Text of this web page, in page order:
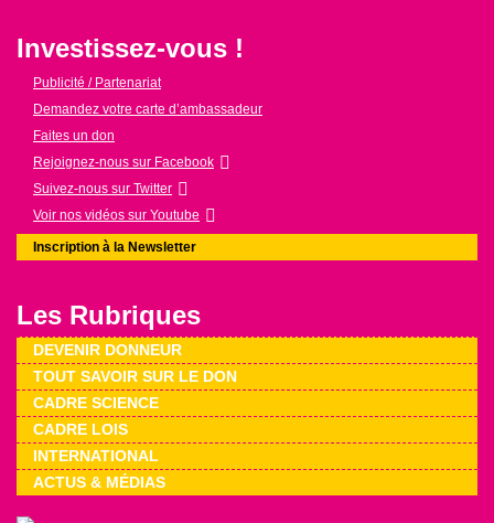
Investissez-vous !
Publicité / Partenariat
Demandez votre carte d’ambassadeur
Faites un don
Rejoignez-nous sur Facebook
Suivez-nous sur Twitter
Voir nos vidéos sur Youtube
Inscription à la Newsletter
Les Rubriques
DEVENIR DONNEUR
TOUT SAVOIR SUR LE DON
CADRE SCIENCE
CADRE LOIS
INTERNATIONAL
ACTUS & MÉDIAS